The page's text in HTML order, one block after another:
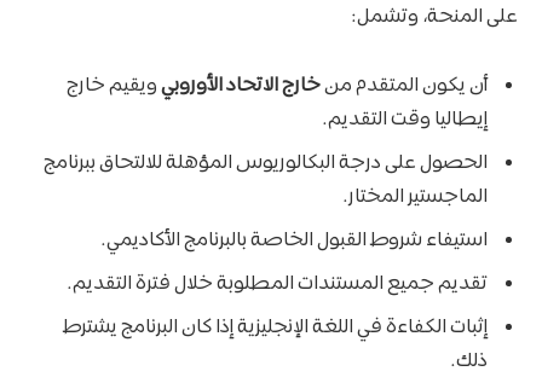
على المنحة، وتشمل:
أن يكون المتقدم منخارج الاتحاد الأوروبيويقيم خارج
إيطاليا وقت التقديم.
الحصول على درجة البكالوريوس المؤهلة للالتحاق ببرنامج
الماجستير المختار.
استيفاء شروط القبول الخاصة بالبرنامج الأكاديمي.
تقديم جميع المستندات المطلوبة خلال فترة التقديم.
إثبات الكفاءة في اللغة الإنجليزية إذا كان البرنامج يشترط
ذلك.